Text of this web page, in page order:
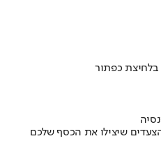
בלחיצת כפתור
שיצילו את הכסף שלכם